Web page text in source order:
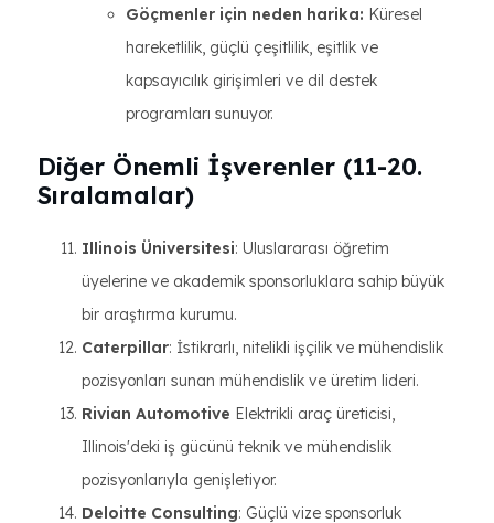
Göçmenler için neden harika: Küresel
hareketlilik, güçlü çeşitlilik, eşitlik ve
kapsayıcılık girişimleri ve dil destek
programları sunuyor.
Diğer Önemli İşverenler (11-20.
Sıralamalar)
Illinois Üniversitesi: Uluslararası öğretim
üyelerine ve akademik sponsorluklara sahip büyük
bir araştırma kurumu.
Caterpillar: İstikrarlı, nitelikli işçilik ve mühendislik
pozisyonları sunan mühendislik ve üretim lideri.
Rivian Automotive Elektrikli araç üreticisi,
Illinois'deki iş gücünü teknik ve mühendislik
pozisyonlarıyla genişletiyor.
Deloitte Consulting: Güçlü vize sponsorluk